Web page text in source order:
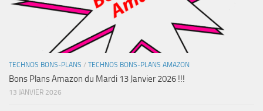
TECHNOS BONS-PLANS / TECHNOS BONS-PLANS AMAZON
Bons Plans Amazon du Mardi 13 Janvier 2026 !!!
13 JANVIER 2026